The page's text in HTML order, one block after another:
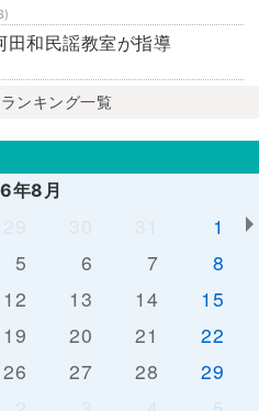
和民謡教室が指導
ンキング一覧
年8月
1
5 6 7
8
12 13 14
15
19 20 21
22
26 27 28
29